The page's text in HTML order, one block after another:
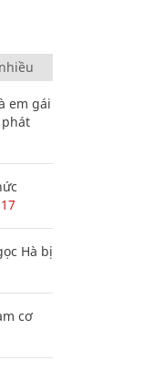
em gái
17
Hà bị
cơ